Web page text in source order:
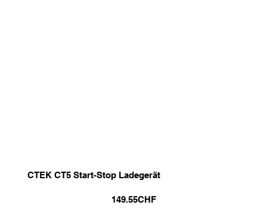
CTEK CT5 Start-Stop Ladegerät
149.55CHF